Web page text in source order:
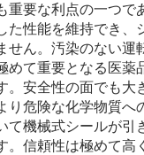
重要な利点の一つで
た性能を維持でき、
せん。汚染のない運
めて重要となる医薬
。安全性の面でも大
り危険な化学物質へ
て機械式シールが引
。信頼性は極めて高